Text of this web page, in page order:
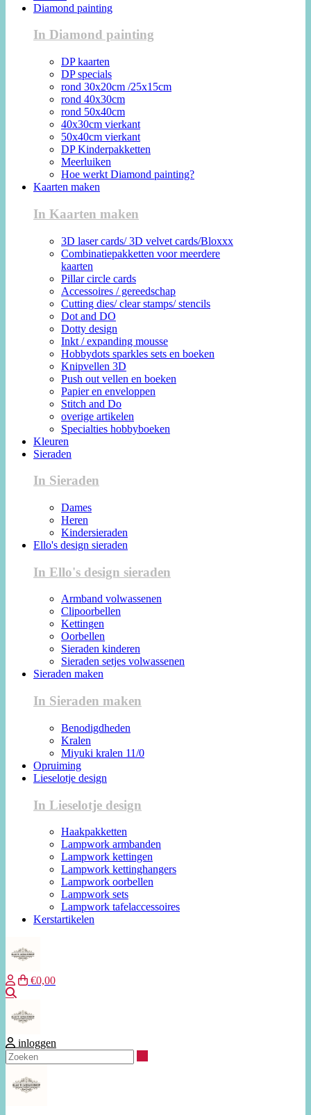
Diamond painting
In Diamond painting
DP kaarten
DP specials
rond 30x20cm /25x15cm
rond 40x30cm
rond 50x40cm
40x30cm vierkant
50x40cm vierkant
DP Kinderpakketten
Meerluiken
Hoe werkt Diamond painting?
Kaarten maken
In Kaarten maken
3D laser cards/ 3D velvet cards/Bloxxx
Combinatiepakketten voor meerdere
kaarten
Pillar circle cards
Accessoires / gereedschap
Cutting dies/ clear stamps/ stencils
Dot and DO
Dotty design
Inkt / expanding mousse
Hobbydots sparkles sets en boeken
Knipvellen 3D
Push out vellen en boeken
Papier en enveloppen
Stitch and Do
overige artikelen
Specialties hobbyboeken
Kleuren
Sieraden
In Sieraden
Dames
Heren
Kindersieraden
Ello's design sieraden
In Ello's design sieraden
Armband volwassenen
Clipoorbellen
Kettingen
Oorbellen
Sieraden kinderen
Sieraden setjes volwassenen
Sieraden maken
In Sieraden maken
Benodigdheden
Kralen
Miyuki kralen 11/0
Opruiming
Lieselotje design
In Lieselotje design
Haakpakketten
Lampwork armbanden
Lampwork kettingen
Lampwork kettinghangers
Lampwork oorbellen
Lampwork sets
Lampwork tafelaccessoires
Kerstartikelen
€0,00
inloggen